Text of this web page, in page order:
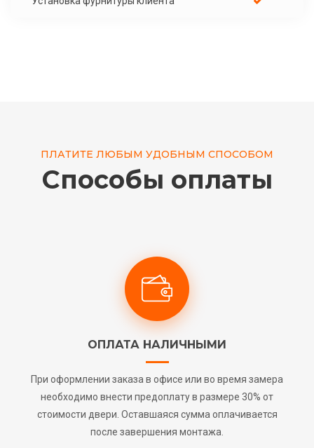
ПЛАТИТЕ ЛЮБЫМ УДОБНЫМ СПОСОБОМ
Способы оплаты
ОПЛАТА НАЛИЧНЫМИ
При оформлении заказа в офисе или во время замера
необходимо внести предоплату в размере 30% от
стоимости двери. Оставшаяся сумма оплачивается
после завершения монтажа.